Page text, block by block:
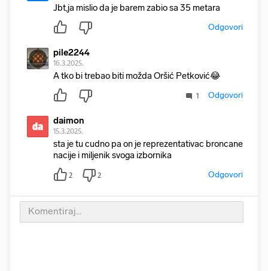
Jbt,ja mislio da je barem zabio sa 35 metara
Odgovori
pile2244
16.3.2025.
A tko bi trebao biti možda Oršić Petković😂
1 Odgovori
da daimon
15.3.2025.
sta je tu cudno pa on je reprezentativac broncane
nacije i miljenik svoga izbornika
2 2 Odgovori